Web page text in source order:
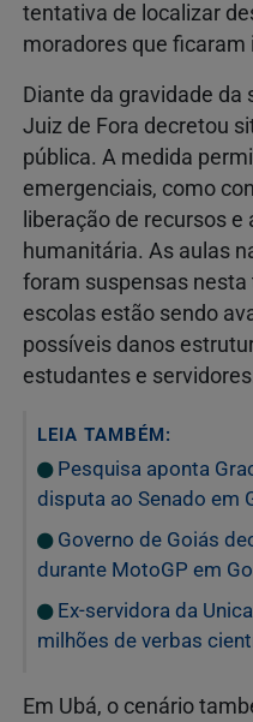
tentativa de localizar
moradores que ficaram
Diante da gravidade
Juiz de Fora decretou
pública. A medida
emergenciais, como
liberação de recursos
humanitária. As aulas
foram suspensas
escolas estão sendo
possíveis danos
estudantes e
LEIA TAMBÉM:
Pesquisa aponta
disputa ao Senado em
Governo de Goiás
durante MotoGP em
Ex-servidora da
milhões de verbas
Em Ubá, o cenário